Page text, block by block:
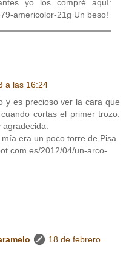
yo los compré aquí:
americolor-21g Un beso!
a las 16:24
y es precioso ver la cara que
cortas el primer trozo.
era un poco torre de Pisa.
2012/04/un-arco-
18 de febrero